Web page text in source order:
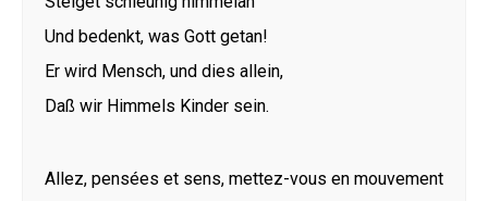
Und bedenkt, was Gott getan!
Er wird Mensch, und dies allein,
Daß wir Himmels Kinder sein.
Allez, pensées et sens, mettez-vous en mouvement